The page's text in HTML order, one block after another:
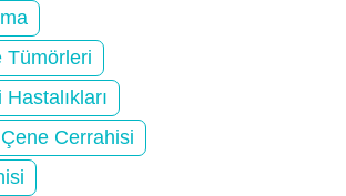
Tümörleri
Cerrahisi